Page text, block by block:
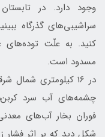
وجود دارد. در
سراشیبی‌های گذر‌گاه
کنید. به علّت توده‌های
مسدود است.
چشمه‌های آب‌ سرد
فوران بخار آب‌های
شکل دید که بر اثر فشار